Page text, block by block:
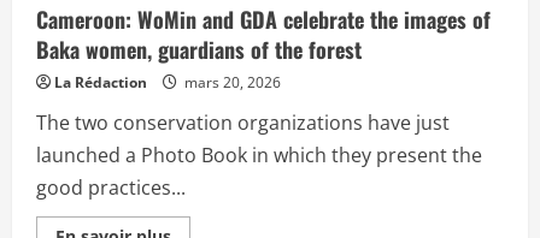
e
n
D
e
v
l
o
p
m
n
t
e
t
i
è
e
e
u
l
Cameroon: WoMin and GDA celebrate the images of
Baka women, guardians of the forest
La Rédaction mars 20, 2026
The two conservation organizations have just
launched a Photo Book in which they present the
good practices...